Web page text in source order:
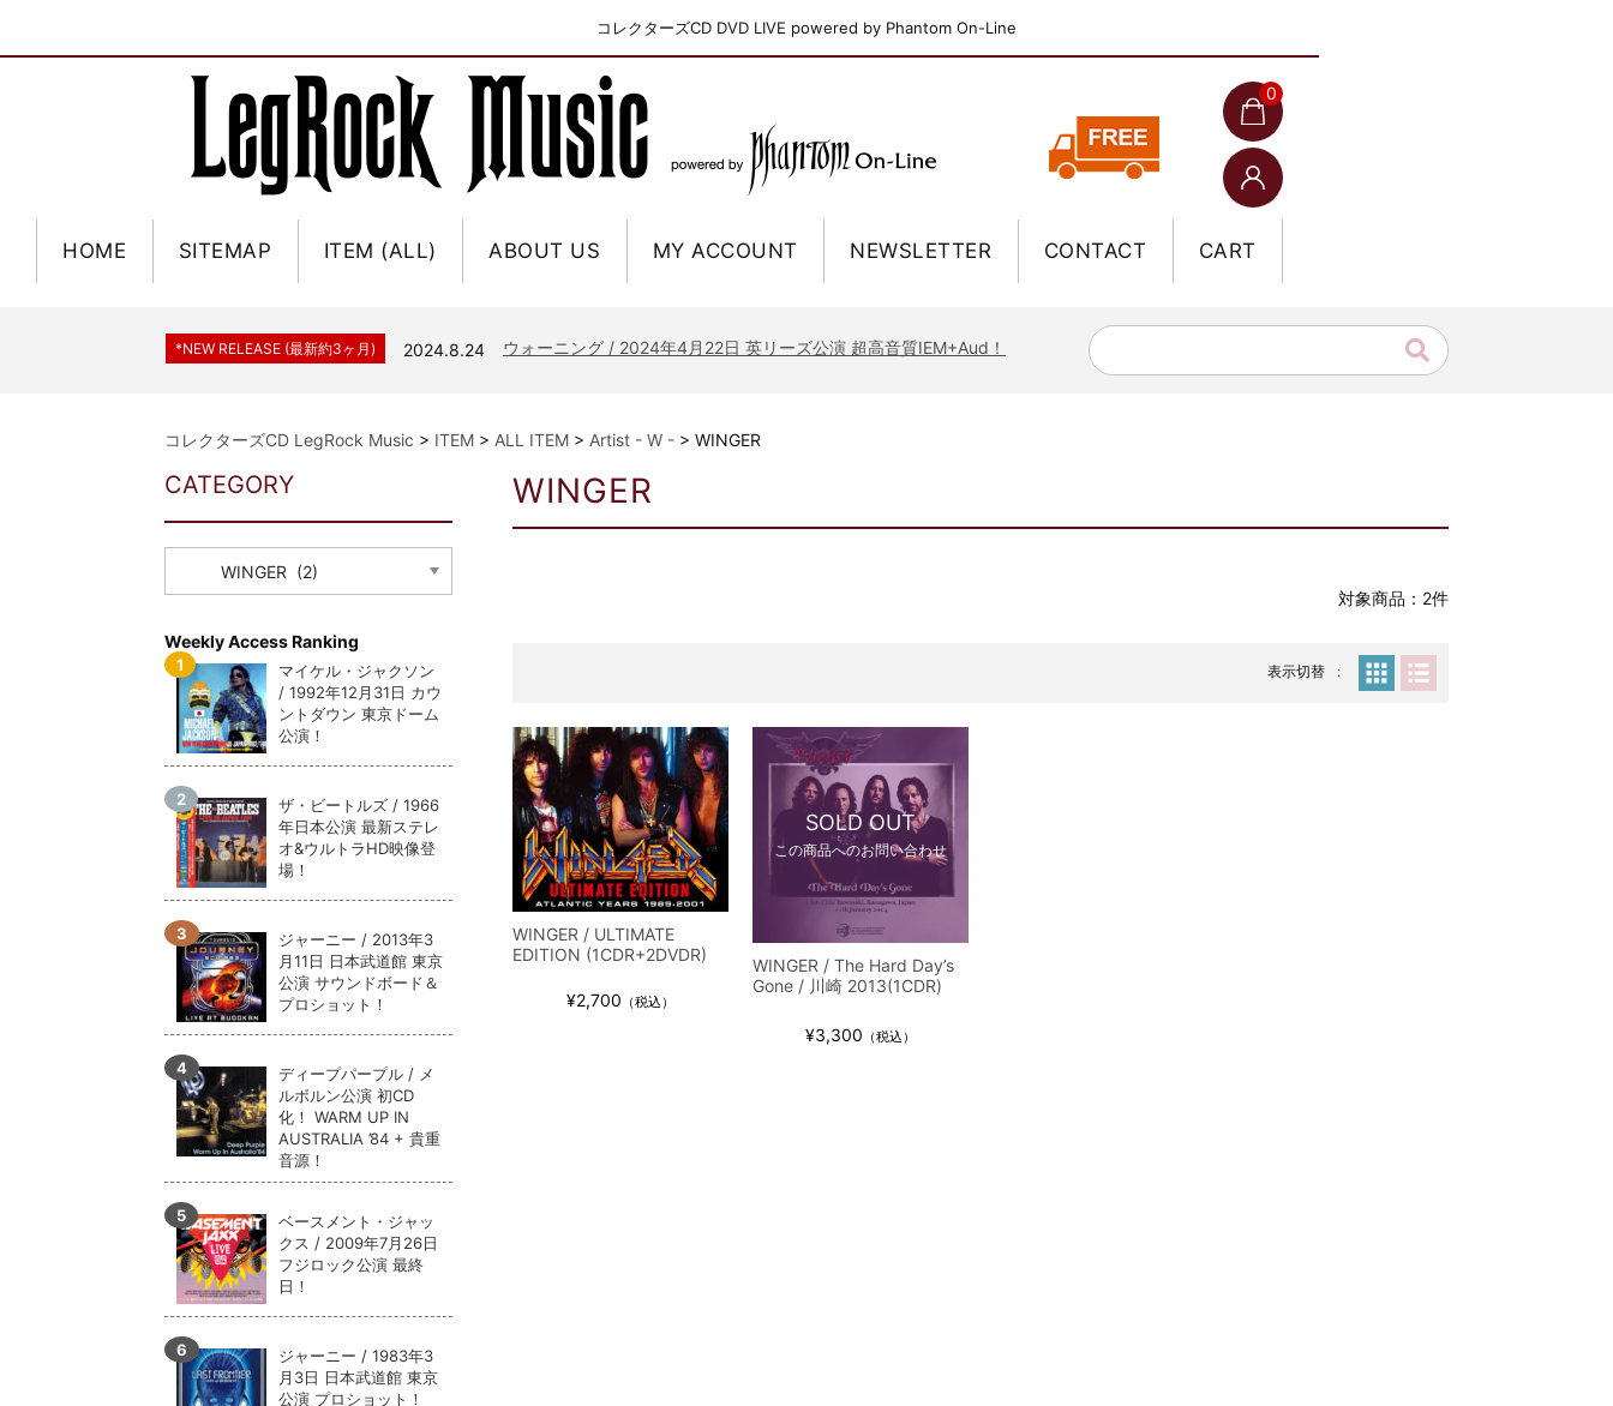
コレクターズCD DVD LIVE powered by Phantom On-Line
0
HOME SITEMAP ITEM (ALL) ABOUT US MY ACCOUNT NEWSLETTER CONTACT CART
*NEW RELEASE (最新約3ヶ月) 2024.6.9 ジャーニー / 1979年5月8+9日 コロラド州 2公演 SBD 完全収録！
*NEW RELEASE (最新約3ヶ月) 2024.8.24 ウォーニング / 2024年4月22日 英リーズ公演 超高音質IEM+Aud！
リアム・ギャラガー / 2024年6月3日 カーディフ公演 IEM/AUD 完全収録！
マネスキン / 2024年6月9日 ドイツ ROCK AM RING 公演 FHD 完全収録！
リアム・ギャラガー / 2024年6月1日 英国シェフィールド公演 完全収録！
*NEW RELEASE (最新約3ヶ月) 2024.6.9
*NEW RELEASE (最新約3ヶ月) 2024.6.9
*NEW RELEASE (最新約3ヶ月) 2024.11.9
*NEW RELEASE (最新約3ヶ月) 2024.8.24
*NEW RELEASE (最新約3ヶ月) ビリー・ジョエル / 2024年3月24日 100Aniv. 米M.S.G公演 完全収録！
2024.6.24
リアム・ギャラガー / 2024年6月3日 カーディフ公演 IEM/AUD 完全収録！
*NEW RELEASE (最新約3ヶ月) 2024.6.24 スコーピオンズ / 2024年6月15日 リスボン公演 FHD 完全収録！
*NEW RELEASE (最新約3ヶ月) 2024.6.20 マネスキン / 2024年6月9日 ドイツ ROCK AM RING 公演 FHD 完全収録！
*NEW RELEASE (最新約3ヶ月) リアム・ギャラガー / 2024年6月1日 英国シェフィールド公演 完全収録！
メガデス / 2023年8月4日 ドイツ W.O.A. 公演 FHD 完全収録！
*NEW RELEASE (最新約3ヶ月) 2024.6.9 ユーライア・ヒープ / 2023年8月3日 ドイツ W.O.A. 公演 FHD 完全収録！
*NEW RELEASE (最新約3ヶ月) 2024.6.9 ジャーニー / 1979年5月8+9日 コロラド州 2公演 SBD 完全収録！
コレクターズCD LegRock Music > ITEM > ALL ITEM > Artist - W - > WINGER
WINGER
対象商品：2件
表示切替
WINGER / ULTIMATE
EDITION (1CDR+2DVDR)
¥2,700 （税込）
SOLD OUT
この商品へのお問い合わせ
WINGER / The Hard Day’s
Gone / 川崎 2013(1CDR)
¥3,300 （税込）
CATEGORY
Weekly Access Ranking
マイケル・ジャクソン
/ 1992年12月31日 カウ
ントダウン 東京ドーム
公演！
ザ・ビートルズ / 1966
年日本公演 最新ステレ
オ&ウルトラHD映像登
場！
ジャーニー / 2013年3
月11日 日本武道館 東京
公演 サウンドボード＆
プロショット！
ディープパープル / メ
ルボルン公演 初CD
化！ WARM UP IN
AUSTRALIA ’84 + 貴重
音源！
ベースメント・ジャッ
クス / 2009年7月26日
フジロック公演 最終
日！
ジャーニー / 1983年3
月3日 日本武道館 東京
公演 プロショット！